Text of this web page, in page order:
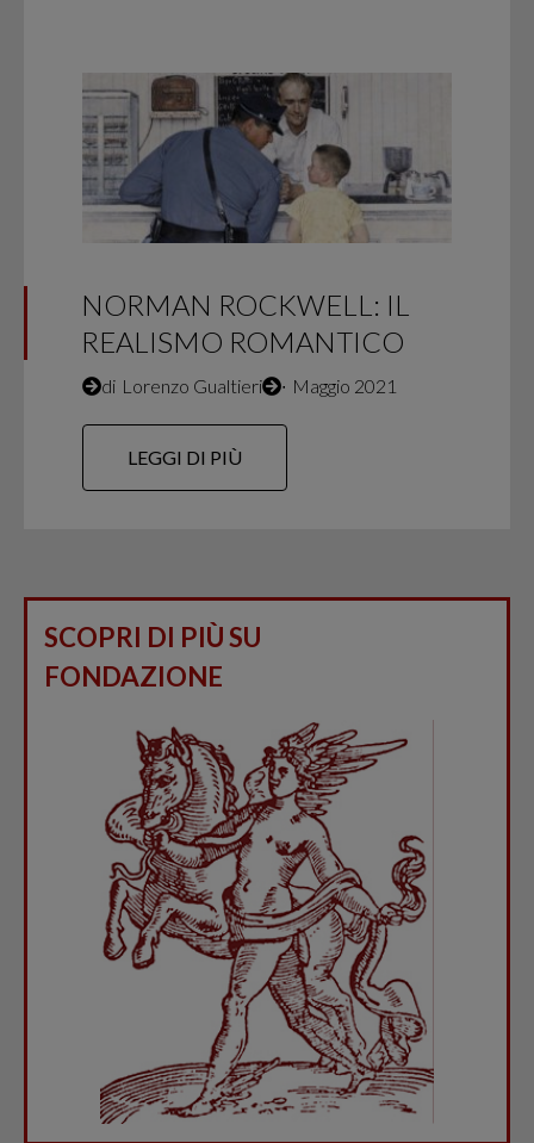
NORMAN ROCKWELL: IL
REALISMO ROMANTICO
di Lorenzo Gualtieri ∙ Maggio 2021
LEGGI DI PIÙ
SCOPRI DI PIÙ SU
FONDAZIONE